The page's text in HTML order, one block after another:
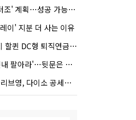
획…성공 가능성은 '글쎄'
이' 지분 더 사는 이유
형 퇴직연금…전문가 조언은
아라'…뒷문은 열었다
소 공세에 '가성비'로 맞불